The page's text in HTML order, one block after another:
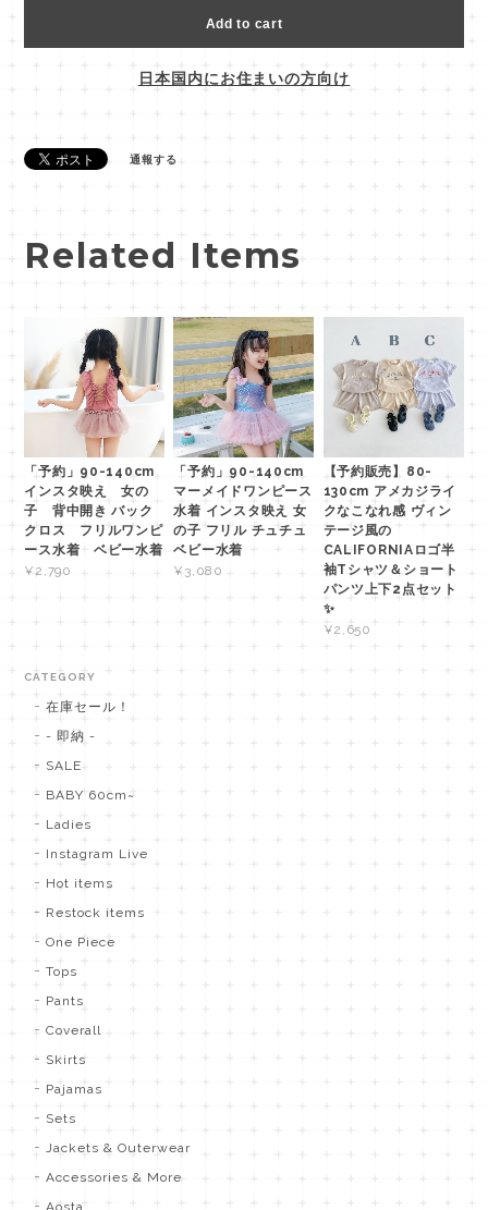
Add to cart
日本国内にお住まいの方向け
通報する
Related Items
「予約」90-140cm
インスタ映え 女の
子 背中開き バック
クロス フリルワンピ
ース水着 ベビー水着
¥2,790
「予約」90-140cm
マーメイドワンピース
水着 インスタ映え 女
の子 フリル チュチュ
ベビー水着
¥3,080
【予約販売】80-
130cm アメカジライ
クなこなれ感 ヴィン
テージ風の
CALIFORNIAロゴ半
袖Tシャツ＆ショート
パンツ上下2点セット
✨
¥2,650
CATEGORY
在庫セール！
- 即納 -
SALE
BABY 60cm~
Ladies
Instagram Live
Hot items
Restock items
One Piece
Tops
Pants
Coverall
Skirts
Pajamas
Sets
Jackets & Outerwear
Accessories & More
Aosta